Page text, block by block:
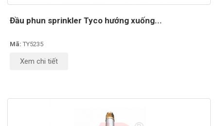
Đầu phun sprinkler Tyco hướng xuống...
Mã: TY5235
Xem chi tiết